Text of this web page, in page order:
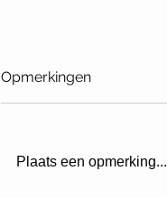
Opmerkingen
Plaats een opmerking...